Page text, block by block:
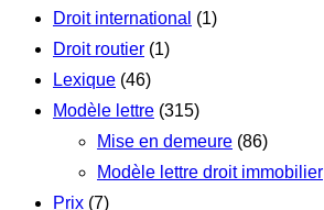
Droit international (1)
Droit routier (1)
Lexique (46)
Modèle lettre (315)
Mise en demeure (86)
Modèle lettre droit immobilier
Prix (7)